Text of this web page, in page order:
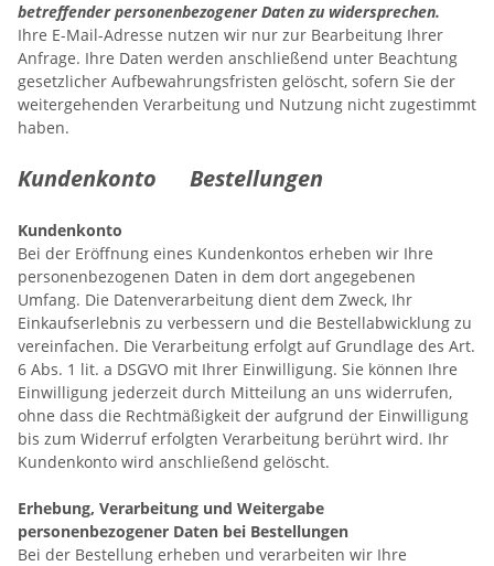
betreffender personenbezogener Daten zu widersprechen.
Ihre E-Mail-Adresse nutzen wir nur zur Bearbeitung Ihrer
Anfrage. Ihre Daten werden anschließend unter Beachtung
gesetzlicher Aufbewahrungsfristen gelöscht, sofern Sie der
weitergehenden Verarbeitung und Nutzung nicht zugestimmt
haben.
Kundenkonto Bestellungen
Kundenkonto
Bei der Eröffnung eines Kundenkontos erheben wir Ihre
personenbezogenen Daten in dem dort angegebenen
Umfang. Die Datenverarbeitung dient dem Zweck, Ihr
Einkaufserlebnis zu verbessern und die Bestellabwicklung zu
vereinfachen. Die Verarbeitung erfolgt auf Grundlage des Art.
6 Abs. 1 lit. a DSGVO mit Ihrer Einwilligung. Sie können Ihre
Einwilligung jederzeit durch Mitteilung an uns widerrufen,
ohne dass die Rechtmäßigkeit der aufgrund der Einwilligung
bis zum Widerruf erfolgten Verarbeitung berührt wird. Ihr
Kundenkonto wird anschließend gelöscht.
Erhebung, Verarbeitung und Weitergabe
personenbezogener Daten bei Bestellungen
Bei der Bestellung erheben und verarbeiten wir Ihre